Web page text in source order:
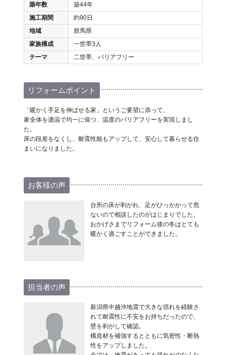
築年数
築44年
施工期間
約90日
地域
群馬県
家族構成
一世帯3人
テーマ
二世帯、バリアフリー
リフォームポイント
「暖かく手足を伸ばせる家」というご要望に添って、
家全体を適温で均一に保つ、温度のバリアフリーを実現しまし
た。
床の段差をなくし、耐震性能もアップして、安心して暮らせる住
まいになりました。
お客様の声
台所の床が剥がれ、足がひっかかって危
ないので相談したのがはじまりでした。
おかげさまでリフォーム後の冬はとても
暖かく過ごすことができました。
担当者の声
新潟県中越沖地震で大きな揺れを経験さ
れて耐震性に不安をお持ちだったので、
壁を剥がして確認。
構造材を補強するとともに気密性・断熱
性をアップしました。